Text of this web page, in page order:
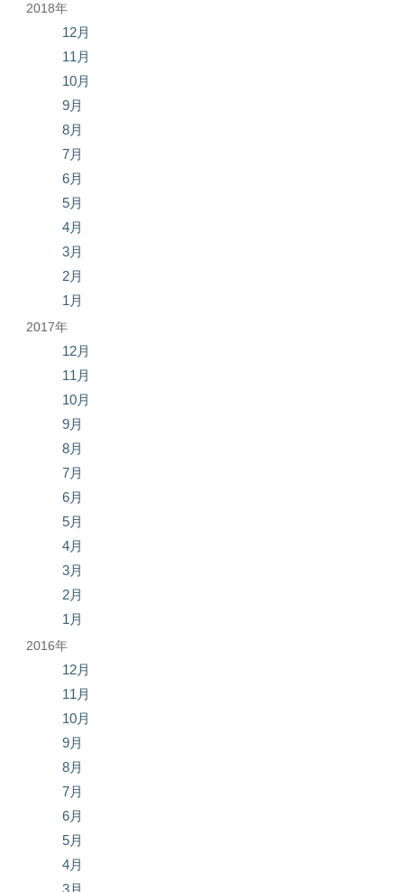
2018年
12月
11月
10月
9月
8月
7月
6月
5月
4月
3月
2月
1月
2017年
12月
11月
10月
9月
8月
7月
6月
5月
4月
3月
2月
1月
2016年
12月
11月
10月
9月
8月
7月
6月
5月
4月